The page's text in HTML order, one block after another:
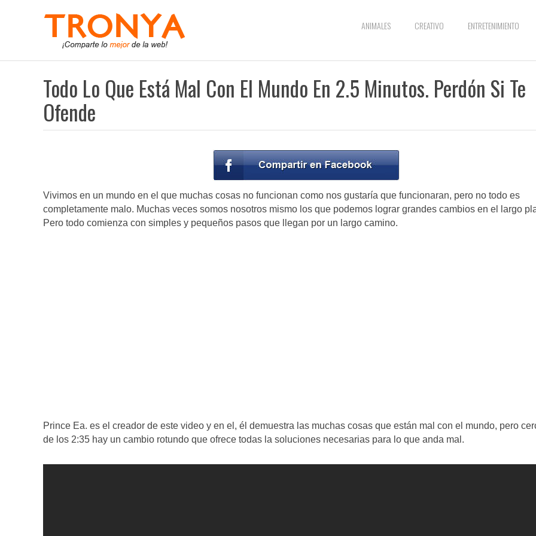
ANIMALES CREATIVO ENTRETENIMIENTO
Todo Lo Que Está Mal Con El Mundo En 2.5 Minutos. Perdón Si Te
Ofende
Vivimos en un mundo en el que muchas cosas no funcionan como nos gustaría que funcionaran, pero no todo es
completamente malo. Muchas veces somos nosotros mismo los que podemos lograr grandes cambios en el largo
Pero todo comienza con simples y pequeños pasos que llegan por un largo camino.
Prince Ea. es el creador de este video y en el, él demuestra las muchas cosas que están mal con el mundo, pero
de los 2:35 hay un cambio rotundo que ofrece todas la soluciones necesarias para lo que anda mal.